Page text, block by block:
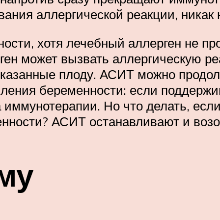
аллергической реакции,
хотя лечебный аллерген не
может вызвать аллергическую
плоду. АСИТ можно
беременности: если
Но что делать,
АСИТ останавливают и